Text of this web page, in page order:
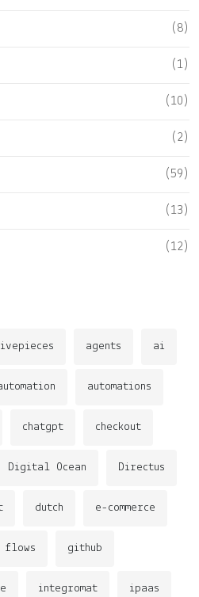
(8)
(1)
(10)
(2)
(59)
(13)
(12)
agents ai
automations
chatgpt checkout
Digital Ocean Directus
dutch e-commerce
flows github
integromat ipaas